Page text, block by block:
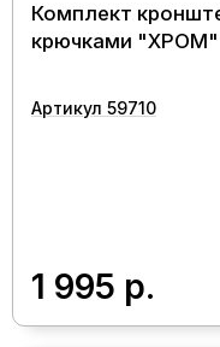
Комплект
крючками
Артикул 59710
1 995 р.